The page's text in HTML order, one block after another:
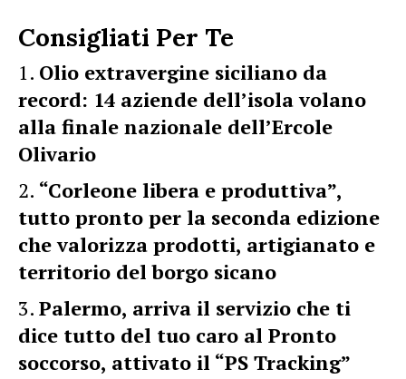
Consigliati Per Te
Olio extravergine siciliano da
record: 14 aziende dell’isola volano
alla finale nazionale dell’Ercole
Olivario
“Corleone libera e produttiva”,
tutto pronto per la seconda edizione
che valorizza prodotti, artigianato e
territorio del borgo sicano
Palermo, arriva il servizio che ti
dice tutto del tuo caro al Pronto
soccorso, attivato il “PS Tracking”